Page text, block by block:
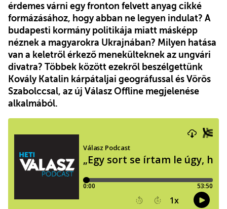
érdemes várni egy fronton felvett anyag cikké
formázásához, hogy abban ne legyen indulat? A
budapesti kormány politikája miatt másképp
néznek a magyarokra Ukrajnában? Milyen hatása
van a keletről érkező menekülteknek az ungvári
divatra? Többek között ezekről beszélgettünk
Kovály Katalin kárpátaljai geográfussal és Vörös
Szabolccsal, az új Válasz Offline megjelenése
alkalmából.